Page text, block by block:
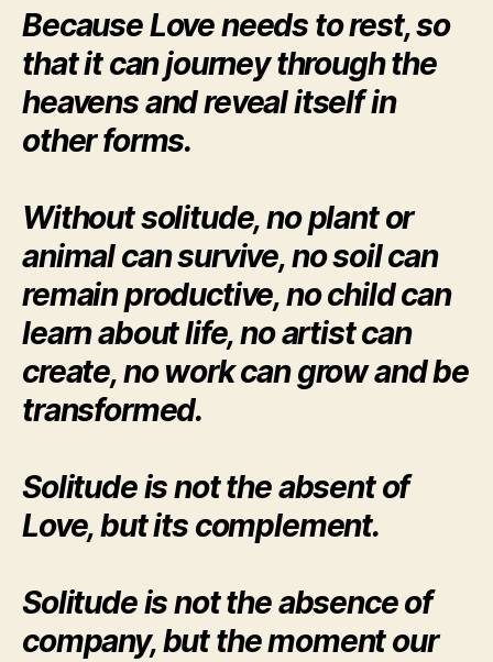
Because Love needs to rest, so
that it can journey through the
heavens and reveal itself in
other forms.
Without solitude, no plant or
animal can survive, no soil can
remain productive, no child can
learn about life, no artist can
create, no work can grow and be
transformed.
Solitude is not the absent of
Love, but its complement.
Solitude is not the absence of
company, but the moment our